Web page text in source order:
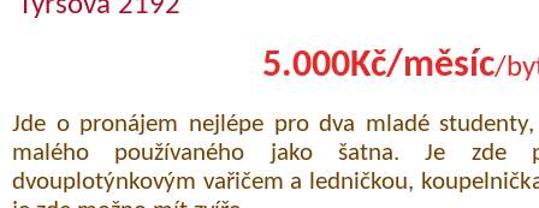
5.000Kč/měsíc/
Jde o pronájem nejlépe pro dva mladé
malého používaného jako šatna. Je zde
dvouplotýnkovým vařičem a ledničkou,